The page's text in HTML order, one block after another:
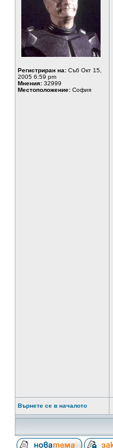
Регистриран на: Съб Окт 15,
2005 6:59 pm
Мнения: 32999
Местоположение: София
Върнете се в началото